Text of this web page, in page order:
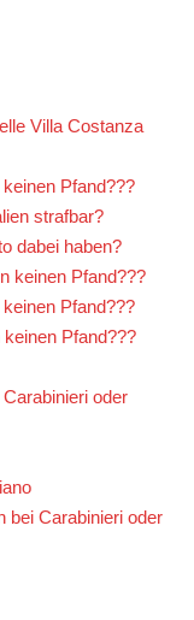
Villa Costanza
Pfand???
strafbar?
dabei haben?
keinen Pfand???
Pfand???
Pfand???
oder
bei Carabinieri oder